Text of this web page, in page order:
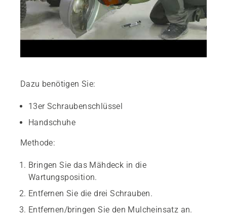
Dazu benötigen Sie:
13er Schraubenschlüssel
Handschuhe
Methode:
Bringen Sie das Mähdeck in die
Wartungsposition.
Entfernen Sie die drei Schrauben.
Entfernen/bringen Sie den Mulcheinsatz an.